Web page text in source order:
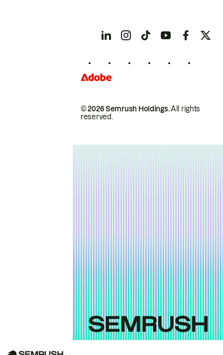
© 2026 Semrush Holdings.All rights
reserved.